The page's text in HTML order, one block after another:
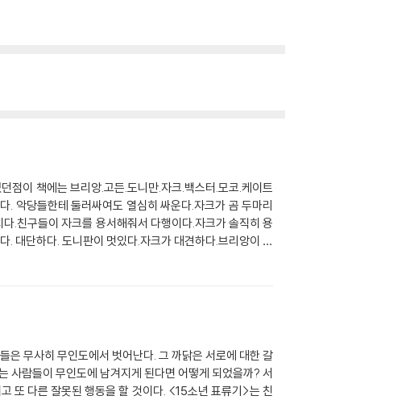
점이 책에는 브리앙.고든.도니만.자크.백스터.모코.케이트
. 악당들한테 둘러싸여도 열심히 싸운다.자크가 곰 두마리
.친구들이 자크를 용서해줘서 다행이다.자크가 솔직히 용
대단하다. 도니판이 멋있다.자크가 대견하다.브리앙이 너
있어서 견딜것 같다.내가 만약 자크라면?무서워서 사실
까칠한 성격인것 같다. 브리앙은 모든걸 다 해낼려고 노
음이 넒어야 한다. 음! 그렇고 말고 역시 그래야 한다.
무사히 무인도에서 벗어난다. 그 까닭은 서로에 대한 갈
사람들이 무인도에 남겨지게 된다면 어떻게 되었을까? 서
또 다른 잘못된 행동을 할 것이다. <15소년 표류기>는 친